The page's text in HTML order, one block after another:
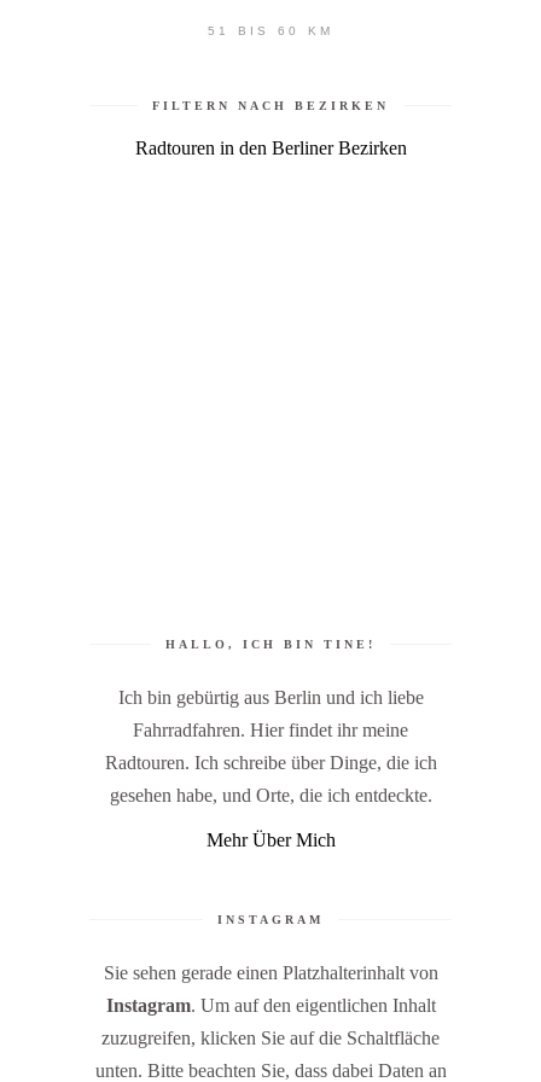
51 BIS 60 KM
FILTERN NACH BEZIRKEN
Radtouren in den Berliner Bezirken
HALLO, ICH BIN TINE!
Ich bin gebürtig aus Berlin und ich liebe
Fahrradfahren. Hier findet ihr meine
Radtouren. Ich schreibe über Dinge, die ich
gesehen habe, und Orte, die ich entdeckte.
Mehr Über Mich
INSTAGRAM
Sie sehen gerade einen Platzhalterinhalt von
Instagram. Um auf den eigentlichen Inhalt
zuzugreifen, klicken Sie auf die Schaltfläche
unten. Bitte beachten Sie, dass dabei Daten an